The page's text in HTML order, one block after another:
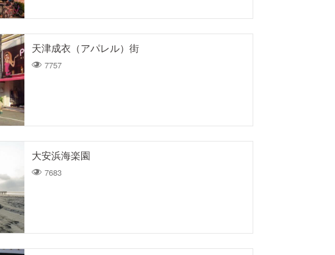
天津成衣（アパレル）街
7757
大安浜海楽園
7683